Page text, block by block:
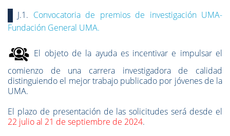
J.1. Convocatoria de premios de investigación UMA-
Fundación General UMA.
El objeto de la ayuda es incentivar e impulsar el
comienzo de una carrera investigadora de calidad
distinguiendo el mejor trabajo publicado por jóvenes de la
UMA.
El plazo de presentación de las solicitudes será desde el
22 julio al 21 de septiembre de 2024.